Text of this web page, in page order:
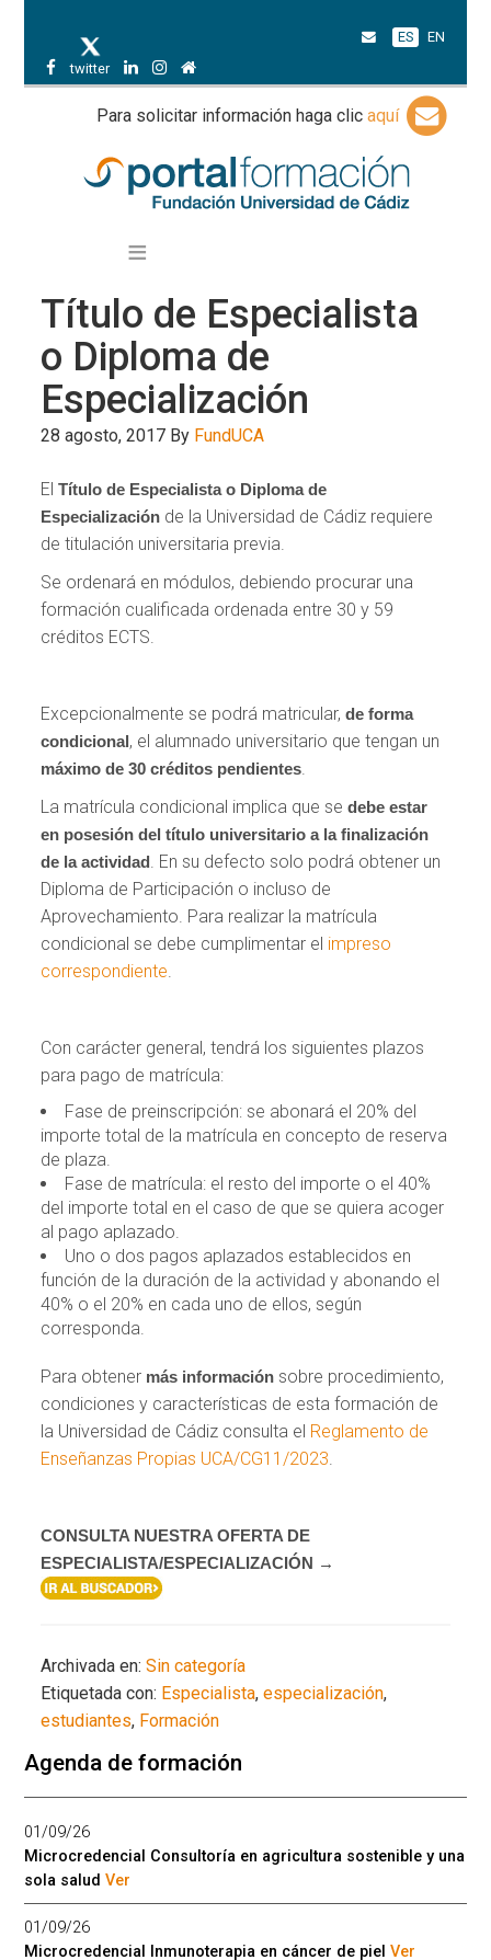
twitter
ES EN
Para solicitar información haga clic aquí
Título de Especialista
o Diploma de
Especialización
28 agosto, 2017 By FundUCA
ElTítulo de Especialista o Diploma de
Especialización de la Universidad de Cádiz requiere
de titulación universitaria previa.
Se ordenará en módulos, debiendo procurar una
formación cualificada ordenada entre 30 y 59
créditos ECTS.
Excepcionalmente se podrá matricular, de forma
condicional, el alumnado universitario que tengan un
máximo de 30 créditos pendientes
La matrícula condicional implica que sedebe estar
en posesión del título universitario a la finalización
de la actividad . En su defecto solo podrá obtener un
Diploma de Participación o incluso de
Aprovechamiento. Para realizar la matrícula
condicional se debe cumplimentar el impreso
correspondiente
Con carácter general, tendrá los siguientes plazos
para pago de matrícula:
Fase de preinscripción: se abonará el 20% del
importe total de la matrícula en concepto de reserva
de plaza.
Fase de matrícula: el resto del importe o el 40%
del importe total en el caso de que se quiera acoger
al pago aplazado.
Uno o dos pagos aplazados establecidos en
función de la duración de la actividad y abonando el
40% o el 20% en cada uno de ellos, según
corresponda.
Para obtener más información sobre procedimiento,
condiciones y características de esta formación de
la Universidad de Cádiz consulta el Reglamento de
Enseñanzas Propias UCA/CG11/2023
CONSULTA NUESTRA OFERTA DE
ESPECIALISTA/ESPECIALIZACIÓN →
Archivada en:Sin categoría
Etiquetada con: Especialista,especialización,
estudiantes, Formación
Agenda de formación
01/09/26
Microcredencial Consultoría en agricultura sostenible y una
sola saludVer
01/09/26
Microcredencial Inmunoterapia en cáncer de pielVer